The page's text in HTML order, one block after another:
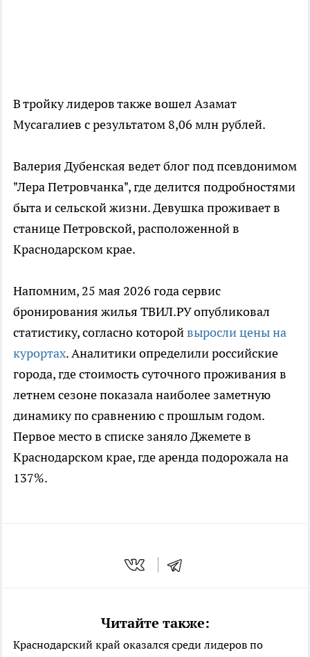
В тройку лидеров также вошел Азамат
Мусагалиев с результатом 8,06 млн рублей.
Валерия Дубенская ведет блог под псевдонимом
"Лера Петровчанка", где делится подробностями
быта и сельской жизни. Девушка проживает в
станице Петровской, расположенной в
Краснодарском крае.
Напомним, 25 мая 2026 года сервис
бронирования жилья ТВИЛ.РУ опубликовал
статистику, согласно которойвыросли цены на
курортах. Аналитики определили российские
города, где стоимость суточного проживания в
летнем сезоне показала наиболее заметную
динамику по сравнению с прошлым годом.
Первое место в списке заняло Джемете в
Краснодарском крае, где аренда подорожала на
137%.
Читайте также:
Краснодарский край оказался среди лидеров по